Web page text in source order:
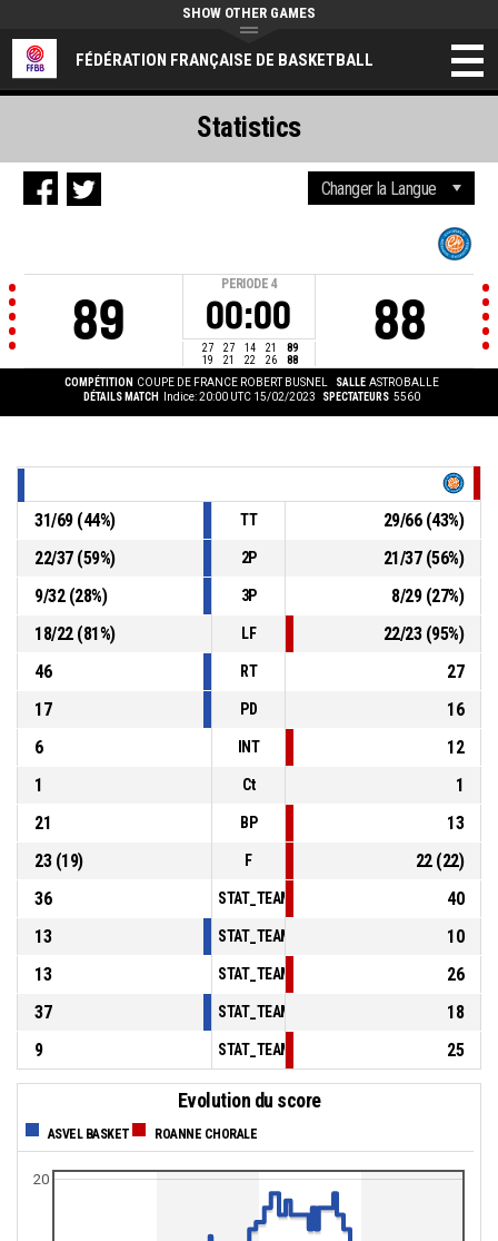
FÉDÉRATION FRANÇAISE DE BASKETBALL
SHOW OTHER GAMES
89
PERIODE 4
00:00
27 27 14 21
89
19
21 22 26 88
88
COMPÉTITION COUPE DE FRANCE ROBERT BUSNEL SALLE ASTROBALLE
DÉTAILS MATCH
Indice: 20:00 UTC 15/02/2023 SPECTATEURS 5560
Statistics
31/69(44%) TT 29/66(43%)
22/37(59%) 2P 21/37(56%)
9/32(28%) 3P 8/29(27%)
18/22(81%) LF 22/23(95%)
46
RT
27
17
PD
16
6
INT
12
1
Ct
1
21
BP
13
23(19) F 22(22)
36
40
13
10
13
26
37
18
9
25
Evolution du score
ASVEL BASKET ROANNE CHORALE
20